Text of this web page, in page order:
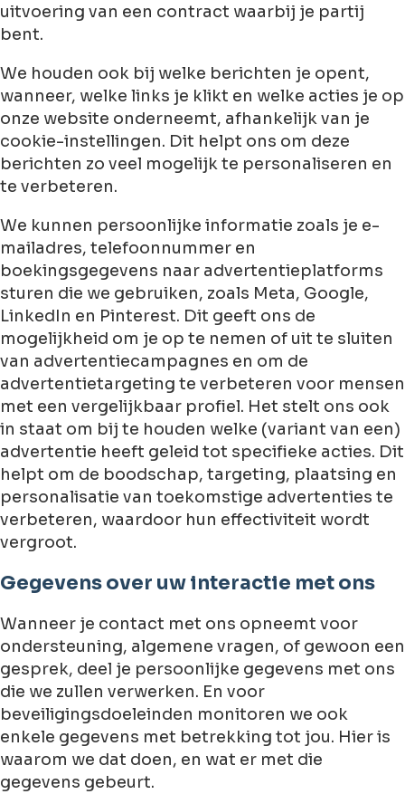
uitvoering van een contract waarbij je partij
bent.
We houden ook bij welke berichten je opent,
wanneer, welke links je klikt en welke acties je op
onze website onderneemt, afhankelijk van je
cookie-instellingen. Dit helpt ons om deze
berichten zo veel mogelijk te personaliseren en
te verbeteren.
We kunnen persoonlijke informatie zoals je e-
mailadres, telefoonnummer en
boekingsgegevens naar advertentieplatforms
sturen die we gebruiken, zoals Meta, Google,
LinkedIn en Pinterest. Dit geeft ons de
mogelijkheid om je op te nemen of uit te sluiten
van advertentiecampagnes en om de
advertentietargeting te verbeteren voor mensen
met een vergelijkbaar profiel. Het stelt ons ook
in staat om bij te houden welke (variant van een)
advertentie heeft geleid tot specifieke acties. Dit
helpt om de boodschap, targeting, plaatsing en
personalisatie van toekomstige advertenties te
verbeteren, waardoor hun effectiviteit wordt
vergroot.
Gegevens over uw interactie met ons
Wanneer je contact met ons opneemt voor
ondersteuning, algemene vragen, of gewoon een
gesprek, deel je persoonlijke gegevens met ons
die we zullen verwerken. En voor
beveiligingsdoeleinden monitoren we ook
enkele gegevens met betrekking tot jou. Hier is
waarom we dat doen, en wat er met die
gegevens gebeurt.